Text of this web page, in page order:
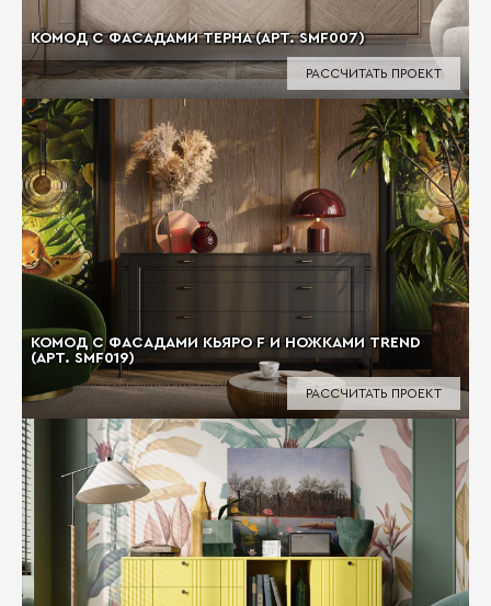
КОМОД С ФАСАДАМИ ТЕРНА (АРТ. SMF007)
РАССЧИТАТЬ ПРОЕКТ
КОМОД С ФАСАДАМИ КЬЯРО F И НОЖКАМИ TREND
(АРТ. SMF019)
РАССЧИТАТЬ ПРОЕКТ